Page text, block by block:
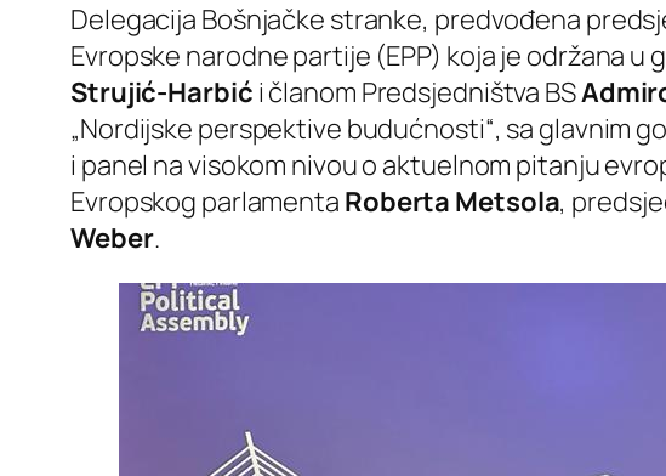
Delegacija Bošnjačke stranke, predvođena
Evropske narodne partije (EPP) koja je održana
Strujić-Harbić i članom Predsjedništva BS
„Nordijske perspektive budućnosti“, sa glavnim
i panel na visokom nivou o aktuelnom pitanju
Evropskog parlamenta Roberta Metsola,
Weber.